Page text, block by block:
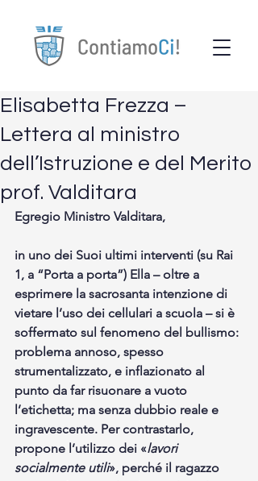
Elisabetta Frezza –
Lettera al ministro
dell’Istruzione e del Merito
prof. Valditara
Egregio Ministro Valditara,
in uno dei Suoi ultimi interventi (su Rai
1, a “Porta a porta”) Ella – oltre a
esprimere la sacrosanta intenzione di
vietare l’uso dei cellulari a scuola – si è
soffermato sul fenomeno del bullismo:
problema annoso, spesso
strumentalizzato, e inflazionato al
punto da far risuonare a vuoto
l’etichetta; ma senza dubbio reale e
ingravescente. Per contrastarlo,
propone l’utilizzo dei «lavori
socialmente utili», perché il ragazzo